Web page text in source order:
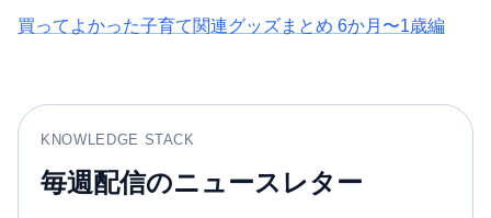
買ってよかった子育て関連グッズまとめ 6か月〜1歳編
KNOWLEDGE STACK
毎週配信のニュースレター